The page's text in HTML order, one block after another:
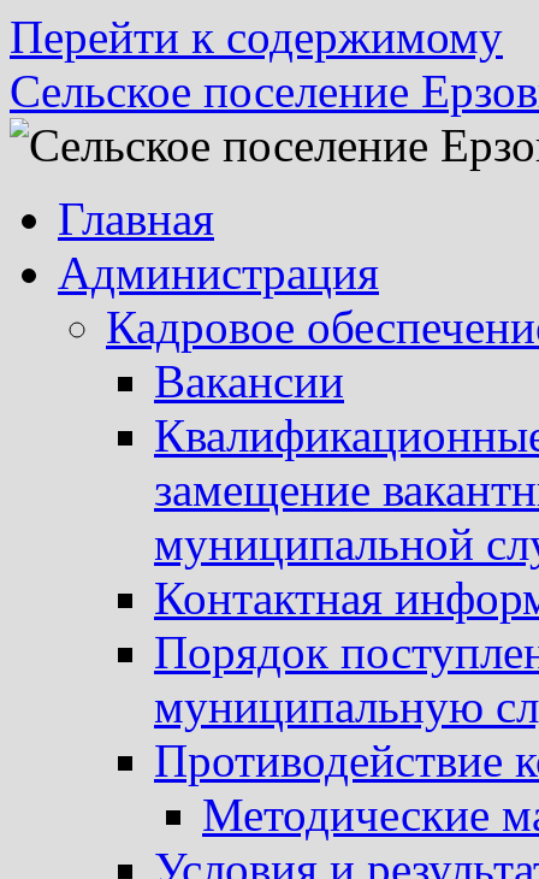
Перейти к содержимому
Сельское поселение
Главная
Администрация
Кадровое
Вакансии
замещение
муниципальной
Контактная
Порядок
муниципальную
Противодействие
Методические